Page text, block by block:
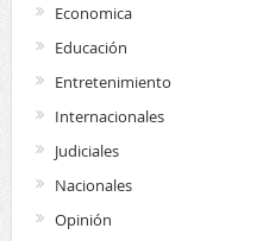
Economica
Educación
Entretenimiento
Internacionales
Judiciales
Nacionales
Opinión